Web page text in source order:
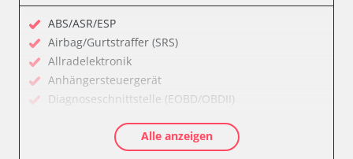
ABS/ASR/ESP
Airbag/Gurtstraffer (SRS)
Allradelektronik
Anhängersteuergerät
Diagnoseschnittstelle (EOBD/OBDII)
Einparkhilfe LenkhilfeAlle anzeigen